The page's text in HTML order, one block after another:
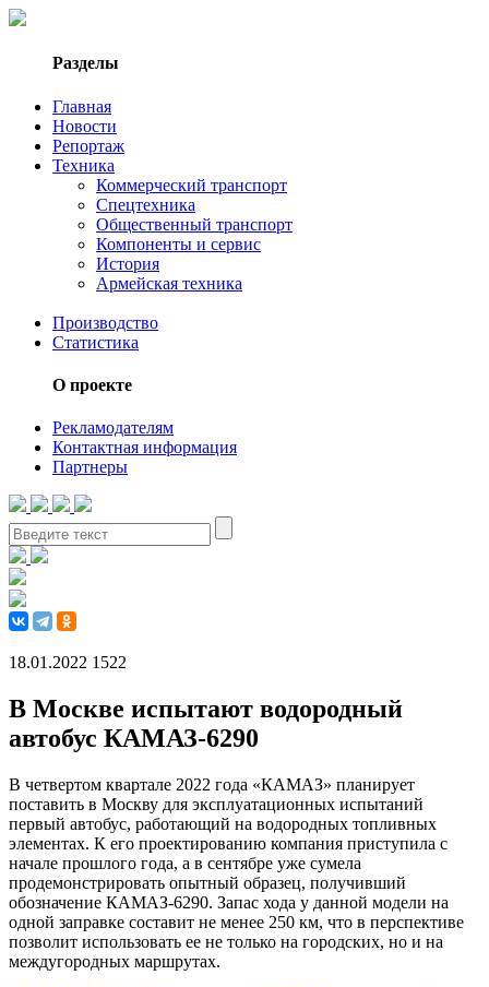
Разделы
Главная
Новости
Репортаж
Техника
Коммерческий транспорт
Спецтехника
Общественный транспорт
Компоненты и сервис
История
Армейская техника
Производство
Статистика
О проекте
Рекламодателям
Контактная информация
Партнеры
18.01.2022 1522
В Москве испытают водородный
автобус КАМАЗ-6290
В четвертом квартале 2022 года «КАМАЗ» планирует
поставить в Москву для эксплуатационных испытаний
первый автобус, работающий на водородных топливных
элементах. К его проектированию компания приступила с
начале прошлого года, а в сентябре уже сумела
продемонстрировать опытный образец, получивший
обозначение КАМАЗ-6290. Запас хода у данной модели на
одной заправке составит не менее 250 км, что в перспективе
позволит использовать ее не только на городских, но и на
междугородных маршрутах.